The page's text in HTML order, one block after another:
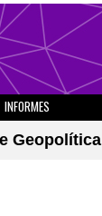
INFORMES
Geopolítica